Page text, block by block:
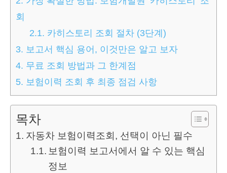
회
2.1. 카히스토리 조회 절차 (3단계)
3. 보고서 핵심 용어, 이것만은 알고 보자
4. 무료 조회 방법과 그 한계점
5. 보험이력 조회 후 최종 점검 사항
목차
자동차 보험이력조회, 선택이 아닌 필수
보험이력 보고서에서 알 수 있는 핵심
정보